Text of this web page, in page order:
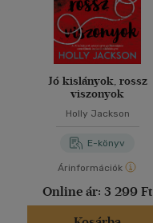
Jó kislányok, rossz
viszonyok
Holly Jackson
E-könyv
Árinformációk
Online ár: 3 299 Ft